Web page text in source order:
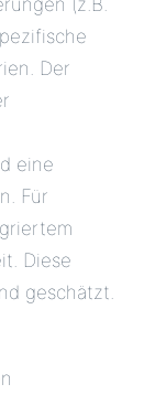
(z.B.
Der
eine
Für
Diese
geschätzt.